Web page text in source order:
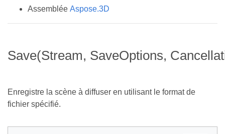
Assemblée Aspose.3D
Save(Stream, SaveOptions,
Enregistre la scène à diffuser en utilisant le format de
fichier spécifié.